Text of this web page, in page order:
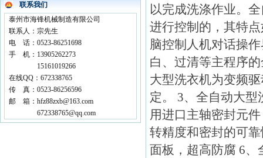
联系我们
泰州市海锋机械制造有限公司
联系人：宗先生
电 话：0523-86251698
手 机：13905262273
15161019266
在线QQ：672338765
传 真：0523-86256596
邮 箱：hfz88zxb@163.com
672338765@qq.com
以完成洗涤作业。
进行控制的，其特
脑控制人机对话操
白、过清等主程序
大型洗衣机为变频
定。 3、全自动大
用进口主轴密封元
转精度和密封的可
面板，超高防腐 6